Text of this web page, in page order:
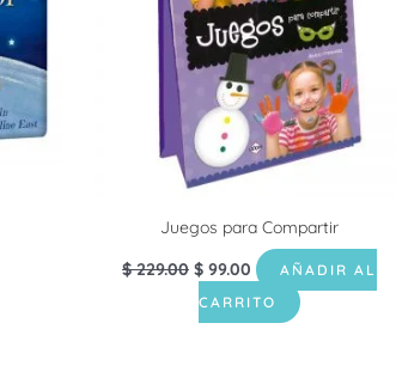
Juegos para Compartir
$229.00 $ 99.00
AÑADIR AL
CARRITO